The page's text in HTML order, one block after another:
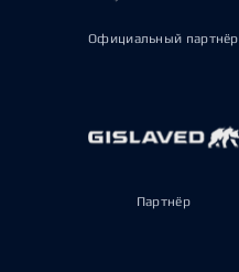
Официальный партнёр
Партнёр